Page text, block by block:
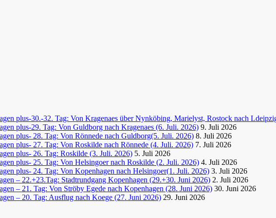
plus-30.-32. Tag: Von Kragenaes über Nynköbing, Marielyst, Rostock nach
plus-29. Tag: Von Guldborg nach Kragenaes (6. Juli. 2026) 9. Juli 2026
plus- 28. Tag: Von Rönnede nach Guldborg(5. Juli. 2026) 8. Juli 2026
plus- 27. Tag: Von Roskilde nach Rönnede (4. Juli. 2026) 7. Juli 2026
plus- 26. Tag: Roskilde (3. Juli. 2026) 5. Juli 2026
plus- 25. Tag: Von Helsingoer nach Roskilde (2. Juli. 2026) 4. Juli 2026
plus- 24. Tag: Von Kopenhagen nach Helsingoer(1. Juli. 2026) 3. Juli 2026
– 22.+23.Tag: Stadtrundgang Kopenhagen (29.+30. Juni 2026) 2. Juli 2026
– 21. Tag: Von Ströby Egede nach Kopenhagen (28. Juni 2026) 30. Juni 2026
– 20. Tag: Ausflug nach Koege (27. Juni 2026) 29. Juni 2026